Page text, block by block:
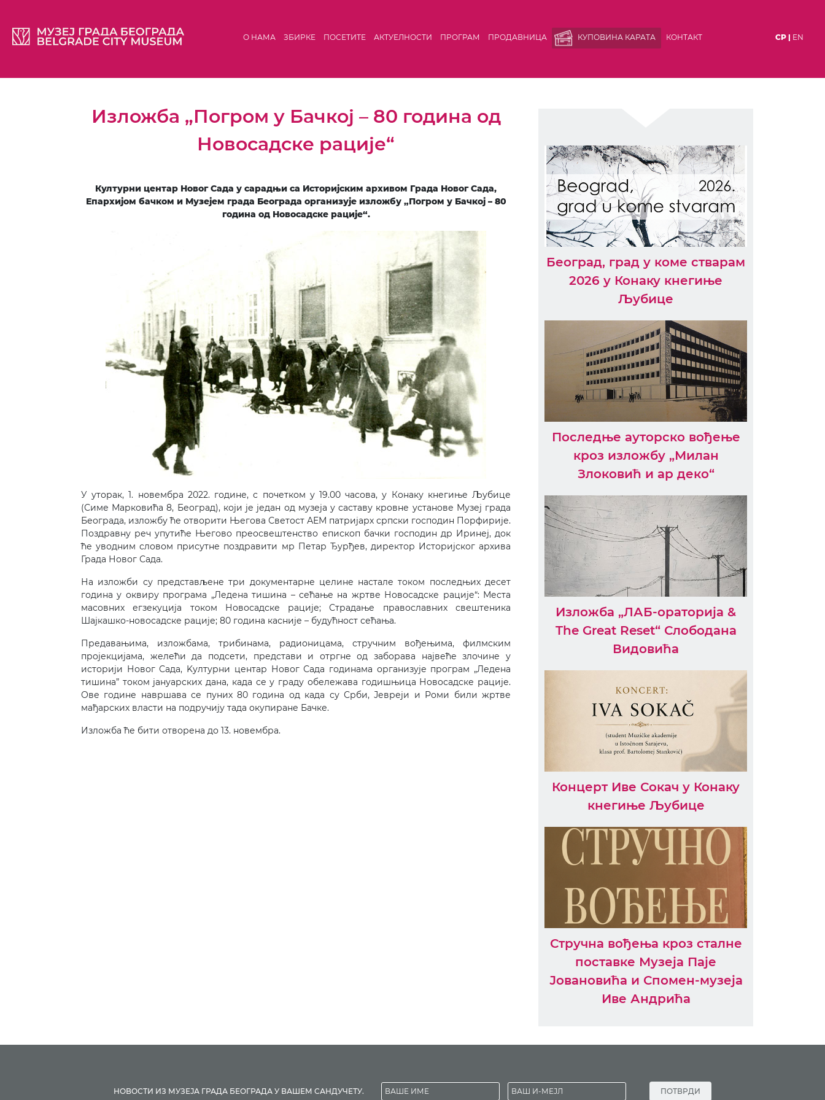
О НАМА ЗБИРКЕ ПОСЕТИТЕ АКТУЕЛНОСТИ ПРОГРАМ ПРОДАВНИЦА КУПОВИНА КАРАТА КОНТАКТ СР | EN
Изложба „Погром у Бачкој – 80 година од
Новосадске рације“
Културни центар Новог Сада у сарадњи са Историјским архивом Града Новог Сада,
Епархијом бачком и Музејем града Београда организује изложбу „Погром у Бачкој – 80
година од Новосадске рације“.
У уторак, 1. новембра 2022. године, с почетком у 19.00 часова, у Конаку кнегиње Љубице
(Симе Марковића 8, Београд), који је један од музеја у саставу кровне установе Музеј града
Београда, изложбу ће отворити Његова Светост АЕМ патријарх српски господин Порфирије.
Поздравну реч упутиће Његово преосвештенство епископ бачки господин др Иринеј, док
ће уводним словом присутне поздравити мр Петар Ђурђев, директор Историјског архива
Града Новог Сада.
На изложби су представљене три документарне целине настале током последњих десет
година у оквиру програма „Ледена тишина – сећање на жртве Новосадске рације“: Места
масовних егзекуција током Новосадске рације; Страдање православних свештеника
Шајкашко-новосадске рације; 80 година касније – будућност сећања.
Предавањима, изложбама, трибинама, радионицама, стручним вођењима, филмским
пројекцијама, желећи да подсети, представи и отргне од заборава највеће злочине у
историји Новог Сада, Kултурни центар Новог Сада годинама организује програм „Ледена
тишина” током јануарских дана, када се у граду обележава годишњица Новосадске рације.
Ове године навршава се пуних 80 година од када су Срби, Јевреји и Роми били жртве
мађарских власти на подручију тада окупиране Бачке.
Изложба ће бити отворена до 13. новембра.
Београд, град у коме стварам
2026 у Конаку кнегиње
Љубице
Последње ауторско вођење
кроз изложбу „Милан
Злоковић и ар деко“
Изложба „ЛАБ-ораторија &
The Great Reset“ Слободана
Видовића
Концерт Иве Сокач у Конаку
кнегиње Љубице
Стручна вођења кроз сталне
поставке Музеја Паје
Јовановића и Спомен-музеја
Иве Андрића
НОВОСТИ ИЗ МУЗЕЈА ГРАДА БЕОГРАДА У ВАШЕМ САНДУЧЕТУ. ПОТВРДИ